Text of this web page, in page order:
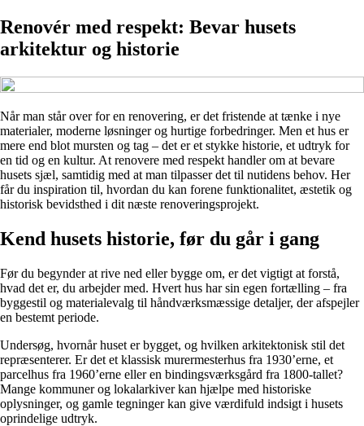
Renovér med respekt: Bevar husets
arkitektur og historie
Når man står over for en renovering, er det fristende at tænke i nye
materialer, moderne løsninger og hurtige forbedringer. Men et hus er
mere end blot mursten og tag – det er et stykke historie, et udtryk for
en tid og en kultur. At renovere med respekt handler om at bevare
husets sjæl, samtidig med at man tilpasser det til nutidens behov. Her
får du inspiration til, hvordan du kan forene funktionalitet, æstetik og
historisk bevidsthed i dit næste renoveringsprojekt.
Kend husets historie, før du går i gang
Før du begynder at rive ned eller bygge om, er det vigtigt at forstå,
hvad det er, du arbejder med. Hvert hus har sin egen fortælling – fra
byggestil og materialevalg til håndværksmæssige detaljer, der afspejler
en bestemt periode.
Undersøg, hvornår huset er bygget, og hvilken arkitektonisk stil det
repræsenterer. Er det et klassisk murermesterhus fra 1930’erne, et
parcelhus fra 1960’erne eller en bindingsværksgård fra 1800-tallet?
Mange kommuner og lokalarkiver kan hjælpe med historiske
oplysninger, og gamle tegninger kan give værdifuld indsigt i husets
oprindelige udtryk.